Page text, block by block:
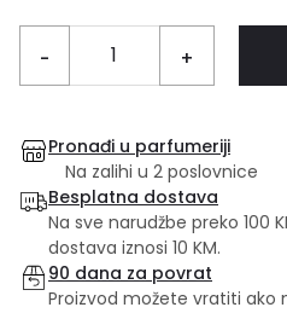
- +
Pronađi u parfumeriji
Na zalihi u 2 poslovnice
Besplatna dostava
Na sve narudžbe preko 100
dostava iznosi 10 KM.
90 dana za povrat
Proizvod možete vratiti ako